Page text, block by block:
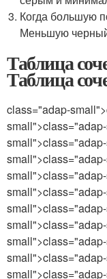
Когда большую
Меньшую
Таблица
Таблица
class="adap-